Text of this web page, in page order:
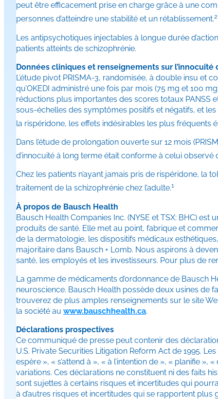
peut être efficacement prise en charge grâce à une
personnes d’atteindre une stabilité et un rétablissement.2
Les antipsychotiques injectables à longue durée
patients atteints de schizophrénie.
Données cliniques et renseignements sur l’innocuité
L’étude pivot PRISMA-3, randomisée, à double insu et
qu’OKEDI administré une fois par mois (75 mg et 100
réductions plus importantes des scores totaux PANSS
sous-échelles des symptômes positifs et négatifs, et
la rispéridone, les effets indésirables les plus fréquents
Dans l’étude de prolongation ouverte sur 12 mois
d’innocuité à long terme était conforme à celui observé
Chez les patients n’ayant jamais pris de rispéridone, la
traitement de la schizophrénie chez l’adulte.1
À propos de Bausch Health
Bausch Health Companies Inc. (NYSE et TSX: BHC)
produits de santé. Elle met au point, fabrique et
de la dermatologie, les dispositifs médicaux
majoritaire dans Bausch + Lomb. Nous aspirons à
santé, les employés et les investisseurs. Pour plus de
La gamme de médicaments d’ordonnance de Bausch
neuroscience. Bausch Health possède deux usines de
trouverez de plus amples renseignements sur le site
la société au www.bauschhealth.ca.
Déclarations prospectives
Ce communiqué de presse peut contenir des
U.S. Private Securities Litigation Reform Act de 1995.
espère », « s’attend à », « à l’intention de », « planifie
variations. Ces déclarations ne constituent ni des faits
sont sujettes à certains risques et incertitudes qui
à d’autres risques et incertitudes qui se rapportent